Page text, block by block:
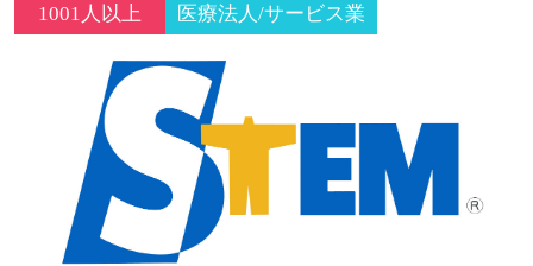
1001人以上 医療法人/サービス業